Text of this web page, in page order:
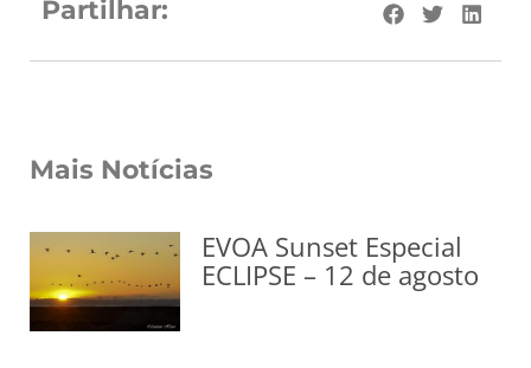
Partilhar:
Mais Notícias
EVOA Sunset Especial
ECLIPSE – 12 de agosto